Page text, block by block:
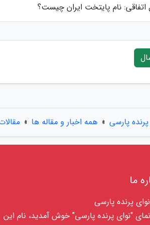
اتفاقی: نام پایتخت ایران چیست؟
پارسی » همه اخبار و مقاله ها »
ما
پرنده پارسی
"نوای پرنده پارسی" خوش آمدید، نام این